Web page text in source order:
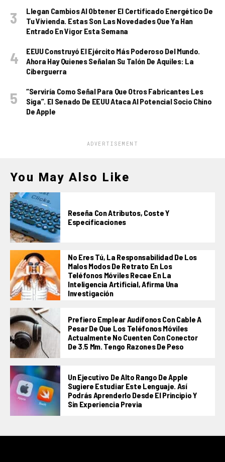
Llegan Cambios Al Obtener El Certificado Energético De
Tu Vivienda. Estas Son Las Novedades Que Ya Han
Entrado En Vigor Esta Semana
EEUU Construyó El Ejército Más Poderoso Del Mundo.
Ahora Hay Quienes Señalan Su Talón De Aquiles: La
Ciberguerra
“Serviría Como Señal Para Que Otros Fabricantes Les
Siga”. El Senado De EEUU Ataca Al Potencial Socio Chino
De Apple
ADVERTISEMENT
You May Also Like
Reseña Con Atributos, Coste Y
Especificaciones
No Eres Tú, La Responsabilidad De Los
Malos Modos De Retrato En Los
Teléfonos Móviles Recae En La
Inteligencia Artificial, Afirma Una
Investigación
Prefiero Emplear Audífonos Con Cable A
Pesar De Que Los Teléfonos Móviles
Actualmente No Cuenten Con Conector
De 3.5 Mm. Tengo Razones De Peso
Un Ejecutivo De Alto Rango De Apple
Sugiere Estudiar Este Lenguaje. Así
Podrás Aprenderlo Desde El Principio Y
Sin Experiencia Previa